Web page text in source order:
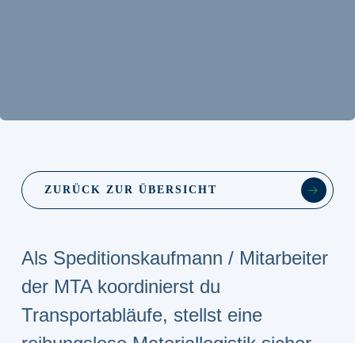
ZURÜCK ZUR ÜBERSICHT
Als Speditionskaufmann / Mitarbeiter
der MTA koordinierst du
Transportabläufe, stellst eine